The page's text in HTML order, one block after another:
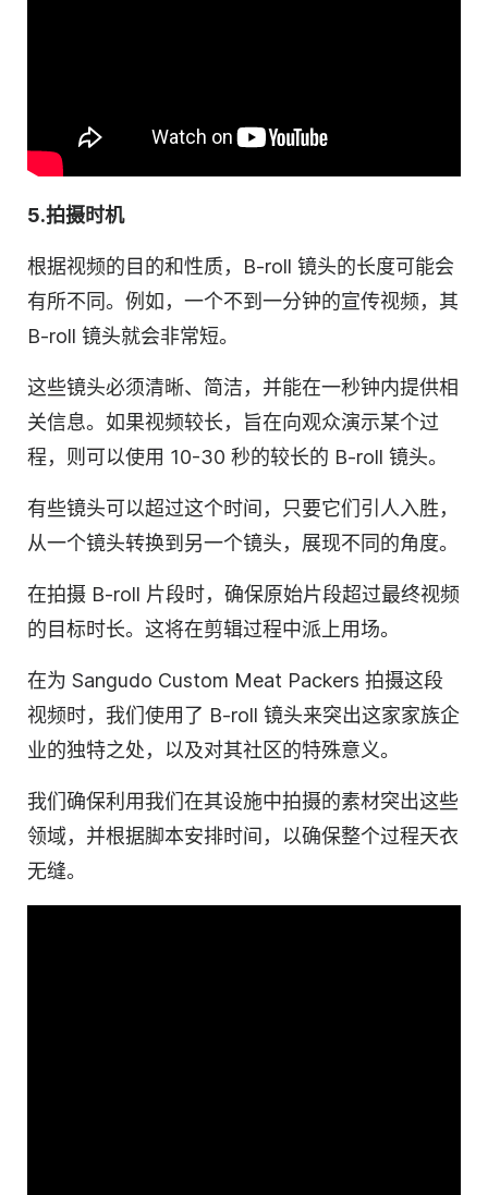
5.拍摄时机
根据视频的目的和性质，B-roll 镜头的长度可能会
有所不同。例如，一个不到一分钟的宣传视频，其
B-roll 镜头就会非常短。
这些镜头必须清晰、简洁，并能在一秒钟内提供相
关信息。如果视频较长，旨在向观众演示某个过
程，则可以使用 10-30 秒的较长的 B-roll 镜头。
有些镜头可以超过这个时间，只要它们引人入胜，
从一个镜头转换到另一个镜头，展现不同的角度。
在拍摄 B-roll 片段时，确保原始片段超过最终视频
的目标时长。这将在剪辑过程中派上用场。
在为 Sangudo Custom Meat Packers 拍摄这段
视频时，我们使用了 B-roll 镜头来突出这家家族企
业的独特之处，以及对其社区的特殊意义。
我们确保利用我们在其设施中拍摄的素材突出这些
领域，并根据脚本安排时间，以确保整个过程天衣
无缝。